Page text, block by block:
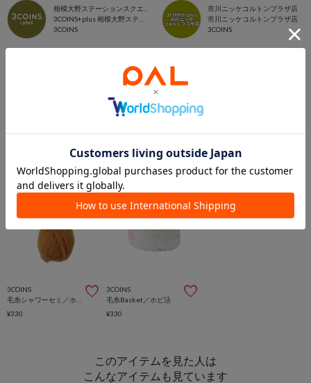
3COINS
市川ニッケコルトンプラザ店
市川ニッケコルトンプラザ店
3COINS
3COINS
¥330
3COINS
毛糸Basket／ホビ活
¥330
このアイテムを見た人は
こんなアイテムも見ています